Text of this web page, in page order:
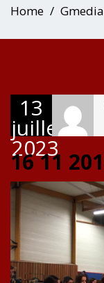
Home
13
juillet
2023
16 11